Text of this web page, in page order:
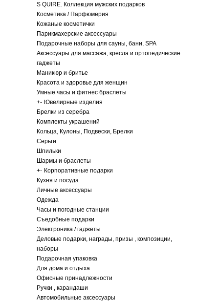
S QUIRE. Коллекция мужских подарков
Косметика / Парфюмерия
Кожаные косметички
Парикмахерские аксессуары
Подарочные наборы для сауны, бани, SPA
Аксессуары для массажа, кресла и ортопедические
гаджеты
Маникюр и бритье
Красота и здоровье для женщин
Умные часы и фитнес браслеты
+- Ювелирные изделия
Брелки из серебра
Комплекты украшений
Кольца, Кулоны, Подвески, Брелки
Серьги
Шпильки
Шармы и браслеты
+- Корпоративные подарки
Кухня и посуда
Личные аксессуары
Одежда
Часы и погодные станции
Съедобные подарки
Электроника / гаджеты
Деловые подарки, награды, призы , композиции,
наборы
Подарочная упаковка
Для дома и отдыха
Офисные принадлежности
Ручки , карандаши
Автомобильные аксессуары